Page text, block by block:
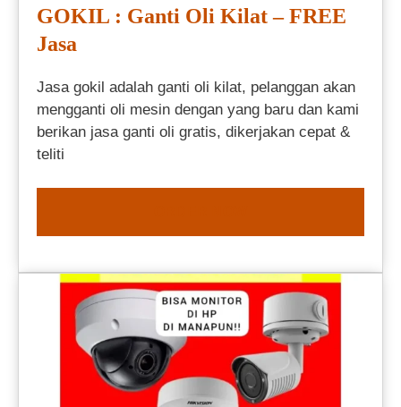
GOKIL : Ganti Oli Kilat – FREE
Jasa
Jasa gokil adalah ganti oli kilat, pelanggan akan
mengganti oli mesin dengan yang baru dan kami
berikan jasa ganti oli gratis, dikerjakan cepat &
teliti